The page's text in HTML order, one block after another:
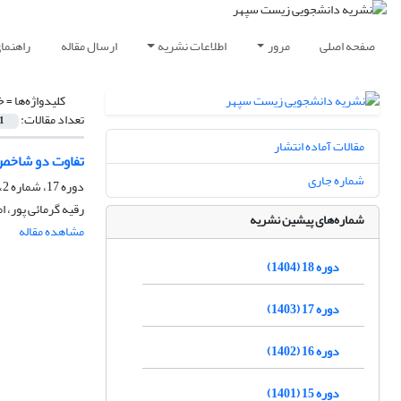
صفحه اصلی مرور اطلاعات نشریه ارسال مقاله
کلیدواژه‌ها =
تعداد مقالات: 1
تفاوت دو
دوره 17، شماره 2، زمستان 1403، صفحه
رقیه گرمائی پور،
مشاهده مقاله
مقالات آماده انتشار
شماره جاری
شماره‌های پیشین نشریه
دوره 18 (1404)
دوره 17 (1403)
دوره 16 (1402)
دوره 15 (1401)